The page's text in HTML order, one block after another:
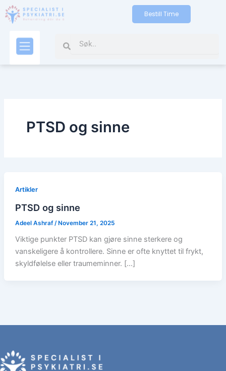
Skip
to
Bestill Time
Search
PTSD og sinne
Artikler
PTSD og sinne
Adeel Ashraf /November 21, 2025
Viktige punkter PTSD kan gjøre sinne sterkere og
vanskeligere å kontrollere. Sinne er ofte knyttet til frykt,
skyldfølelse eller traumeminner. […]